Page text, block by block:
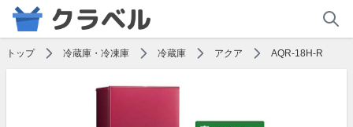
トップ 冷蔵庫・冷凍庫 冷蔵庫 アクア AQR-18H-R